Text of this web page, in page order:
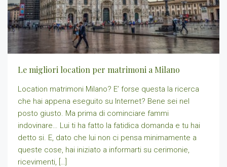
Le migliori location per matrimoni a Milano
Location matrimoni Milano? E’ forse questa la ricerca
che hai appena eseguito su Internet? Bene sei nel
posto giusto. Ma prima di cominciare fammi
indovinare… Lui ti ha fatto la fatidica domanda e tu hai
detto si. E, dato che lui non ci pensa minimamente a
queste cose, hai iniziato a informarti su cerimonie,
ricevimenti, […]